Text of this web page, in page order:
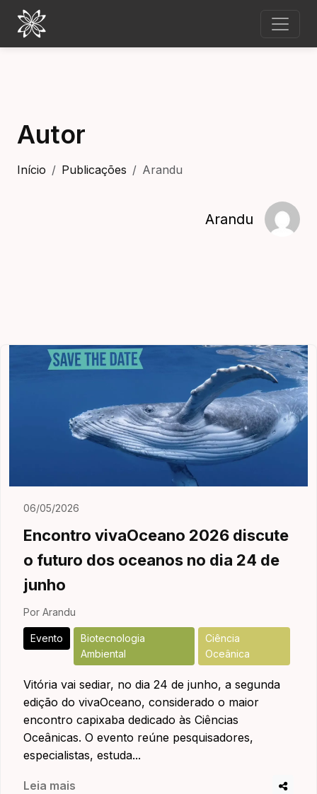
Autor
Início Publicações Arandu
Arandu
06/05/2026
Encontro vivaOceano 2026 discute
o futuro dos oceanos no dia 24 de
junho
Por Arandu
Evento
Biotecnologia
Ambiental
Ciência
Oceânica
Vitória vai sediar, no dia 24 de junho, a segunda
edição do vivaOceano, considerado o maior
encontro capixaba dedicado às Ciências
Oceânicas. O evento reúne pesquisadores,
especialistas, estuda...
Leia mais